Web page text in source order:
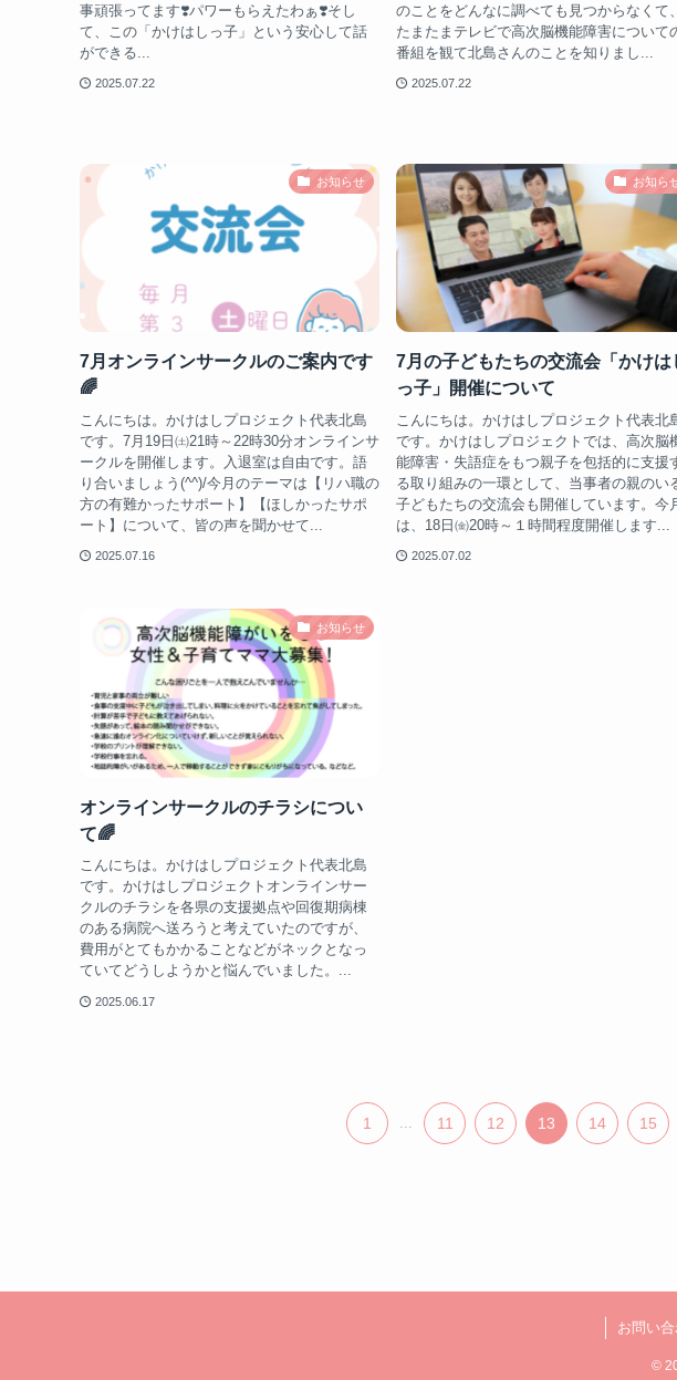
事頑張ってます❣️パワーもらえたわぁ❣️そし
て、この「かけはしっ子」という安心して話
ができる...
2025.07.22
のことをどんなに調べても見つからなくて、
たまたまテレビで高次脳機能障害について
番組を観て北島さんのことを知りまし...
2025.07.22
お知らせ
7月オンラインサークルのご案内です
🌈
こんにちは。かけはしプロジェクト代表北島
です。7月19日㈯21時～22時30分オンラインサ
ークルを開催します。入退室は自由です。語
り合いましょう(^^)/今月のテーマは【リハ職の
方の有難かったサポート】【ほしかったサポ
ート】について、皆の声を聞かせて...
2025.07.16
お知ら
7月の子どもたちの交流会「かけは
っ子」開催について
こんにちは。かけはしプロジェクト代表北
です。かけはしプロジェクトでは、高次脳
能障害・失語症をもつ親子を包括的に支援
る取り組みの一環として、当事者の親のい
子どもたちの交流会も開催しています。今
は、18日㈮20時～１時間程度開催します...
2025.07.02
お知らせ
オンラインサークルのチラシについ
て🌈
こんにちは。かけはしプロジェクト代表北島
です。かけはしプロジェクトオンラインサー
クルのチラシを各県の支援拠点や回復期病棟
のある病院へ送ろうと考えていたのですが、
費用がとてもかかることなどがネックとなっ
ていてどうしようかと悩んでいました。...
2025.06.17
1 ... 11 12 13 14 15
お問い
©